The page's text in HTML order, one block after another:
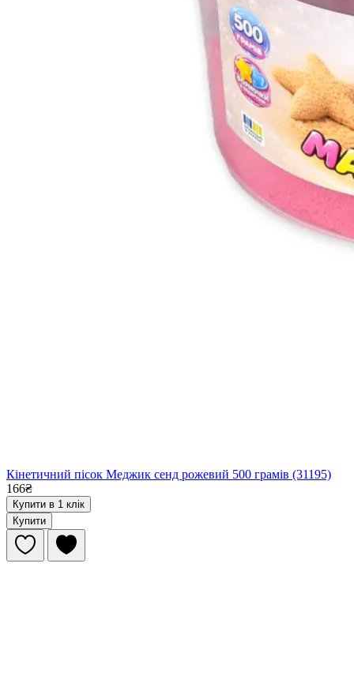
Кінетичний пісок Меджик сенд рожевий 500 грамів (31195)
166₴
Купити в 1 клік
Купити